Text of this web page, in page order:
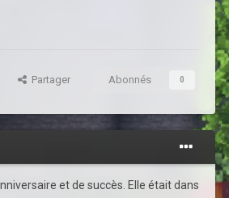
Partager Abonnés 0
et de succès. Elle était dans